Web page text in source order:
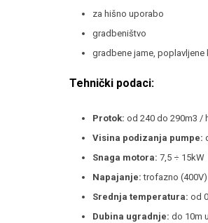
za hišno uporabo
gradbeništvo
gradbene jame, poplavljene
Tehnički podaci:
Protok: od 240 do 290m3 /
Visina podizanja pumpe:
Snaga motora: 7,5 ÷ 15kW
Napajanje:trofazno (400V)
Srednja temperatura: od
Dubina ugradnje: do 10m